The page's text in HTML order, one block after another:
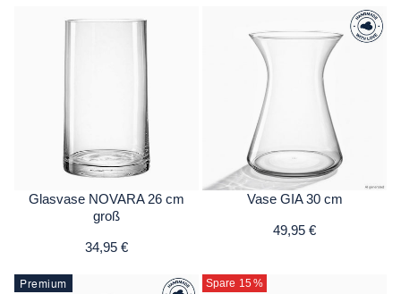
Glasvase NOVARA 26 cm
groß
34,95 €
Vase GIA 30 cm
49,95 €
Premium Spare 15 %